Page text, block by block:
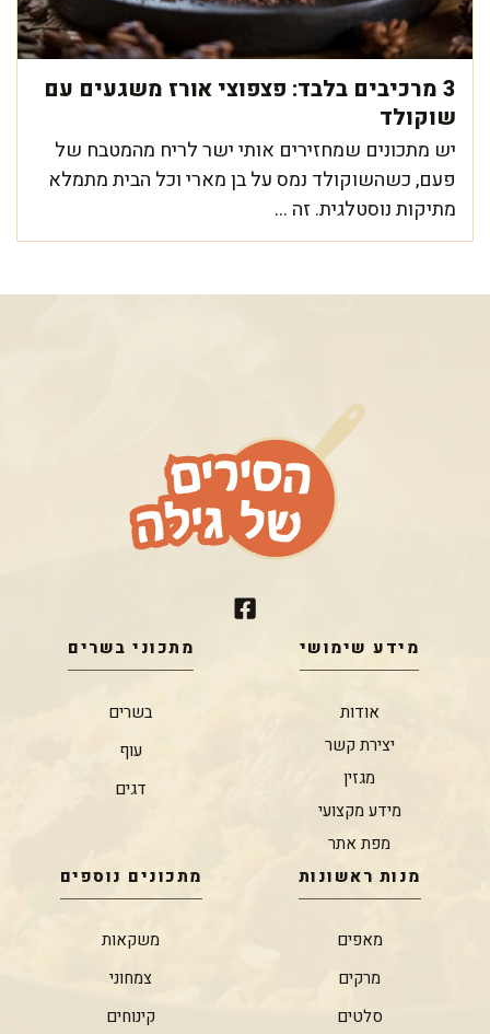
3 מרכיבים בלבד: פצפוצי אורז משגעים עם
שוקולד
יש מתכונים שמחזירים אותי ישר לריח מהמטבח של
פעם, כשהשוקולד נמס על בן מארי וכל הבית מתמלא
מתיקות נוסטלגית. זה ...
מידע שימושי
אודות
יצירת קשר
מגזין
מידע מקצועי
מפת אתר
מתכוני בשרים
בשרים
עוף
דגים
מנות ראשונות
מאפים
מרקים
סלטים
מתכונים נוספים
משקאות
צמחוני
קינוחים